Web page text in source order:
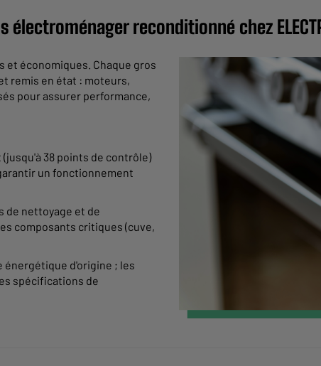
électroménager reconditionné chez
et économiques. Chaque gros
remis en état : moteurs,
pour assurer performance,
38 points de contrôle)
un fonctionnement
de nettoyage et de
composants critiques (cuve,
énergétique d'origine ; les
spécifications de